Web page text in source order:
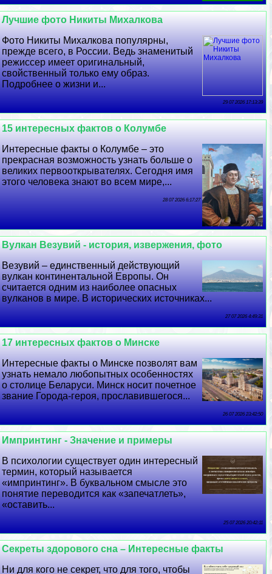
Лучшие фото Никиты Михалкова
Фото Никиты Михалкова популярны,
прежде всего, в России. Ведь знаменитый
режиссер имеет оригинальный,
свойственный только ему образ.
Подробнее о жизни и...
29 07 2026 17:13:39
15 интересных фактов о Колумбе
Интересные факты о Колумбе – это
прекрасная возможность узнать больше о
великих первооткрывателях. Сегодня имя
этого человека знают во всем мире,...
28 07 2026 6:17:27
Вулкан Везувий - история, извержения, фото
Везувий – единственный действующий
вулкан континентальной Европы. Он
считается одним из наиболее опасных
вулканов в мире. В исторических источниках...
27 07 2026 4:49:31
17 интересных фактов о Минске
Интересные факты о Минске позволят вам
узнать немало любопытных особенностях
о столице Беларуси. Минск носит почетное
звание Города-героя, прославившегося...
26 07 2026 23:42:50
Импринтинг - Значение и примеры
В психологии существует один интересный
термин, который называется
«импринтинг». В буквальном смысле это
понятие переводится как «запечатлеть»,
«оставить...
25 07 2026 20:42:11
Секреты здорового сна – Интересные факты
Ни для кого не секрет, что для того, чтобы